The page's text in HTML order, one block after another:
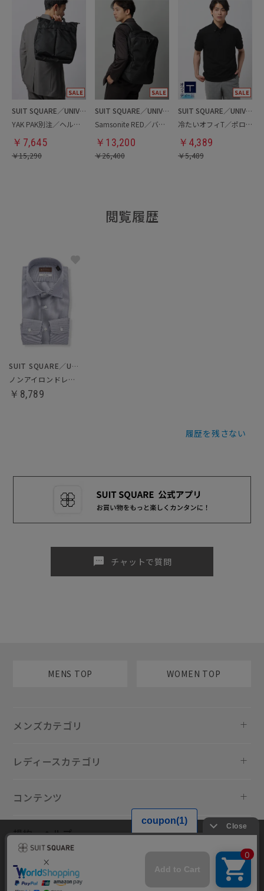
SUIT SQUARE／UNIVERSAL LANGUAGE
YAK PAK別注／ヘルメットバッグ
￥ 7,645
￥15,290
SUIT SQUARE／UNIVERSAL LANGUAGE
Samsonite RED／バックパック
￥ 13,200
￥26,400
SUIT SQUARE／UNIVERSAL LANGUAGE
冷たいオフィT／ポロシャツ
￥ 4,389
￥5,489
閲覧履歴
SUIT SQUARE／UNIVERSAL LANGUAGE
ノンアイロンドレスシャツ
￥8,789
履歴を残さない
sms チャットで質問
MENS TOP WOMEN TOP
メンズカテゴリ
レディースカテゴリ
コンテンツ
規約・ヘルプ
当サイトでは利用体験の向上およびコンテンツの最適な提供、トラフィ
ックの分析を目的としてCookieを使用しています。サイトの閲覧を継続
された場合、Cookieの利用に同意したものといたします。詳細について
はプライバシーポリシー をご確認ください。